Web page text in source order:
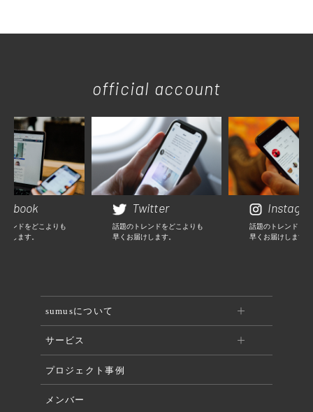
official account
レンドをどこよりも
けします。
Twitter
話題のトレンドをどこよりも
早くお届けします。
話題のトレンドを
早くお届けします。
sumusについて
サービス
プロジェクト事例
メンバー